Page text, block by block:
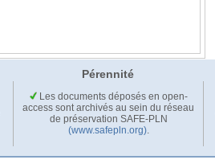
Pérennité
Les documents déposés en open-
access sont archivés au sein du réseau
de préservation SAFE-PLN
(www.safepln.org).